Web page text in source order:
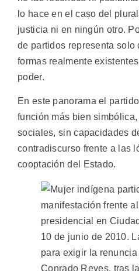
lo hace en el caso del
justicia ni en ningún otro.
de partidos representa solo
formas realmente
poder.
En este panorama el
función más bien
sociales, sin capacidades
contradiscurso frente a las
cooptación del Estado.